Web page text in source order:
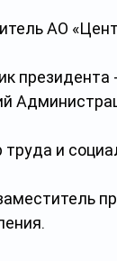
АО
труда и